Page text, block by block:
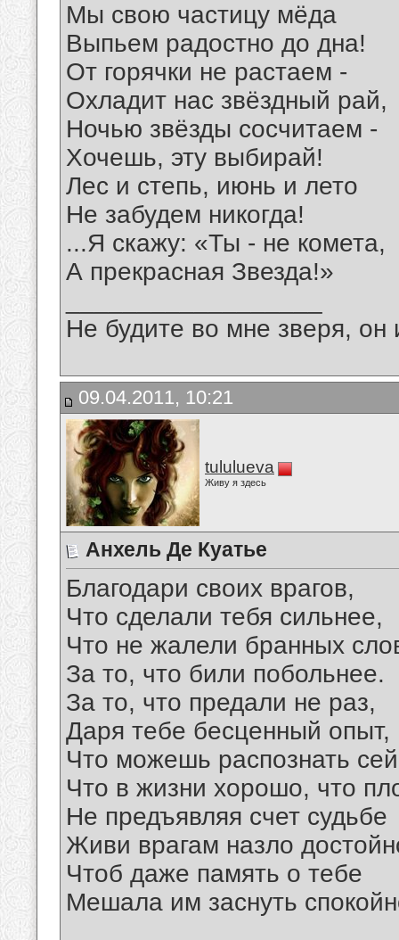
Мы свою частицу мёда
Выпьем радостно до дна!
От горячки не растаем -
Охладит нас звёздный рай,
Ночью звёзды сосчитаем -
Хочешь, эту выбирай!
Лес и степь, июнь и лето
Не забудем никогда!
...Я скажу: «Ты - не комета,
А прекрасная Звезда!»
Не будите во мне зверя, он
09.04.2011, 10:21
tululueva
Живу я здесь
Анхель Де Куатье
Благодари своих врагов,
Что сделали тебя сильнее,
Что не жалели бранных
За то, что били побольнее.
За то, что предали не раз,
Даря тебе бесценный опыт,
Что можешь распознать
Что в жизни хорошо, что
Не предъявляя счет судьбе
Живи врагам назло
Чтоб даже память о тебе
Мешала им заснуть